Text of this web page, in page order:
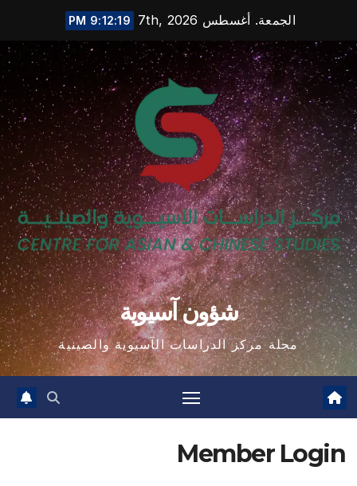
content
الجمعة. أغسطس 7th, 2026 9:12:20 PM
شؤون آسيوية
مجلة مركز الدراسات الآسيوية والصينية
Member Login